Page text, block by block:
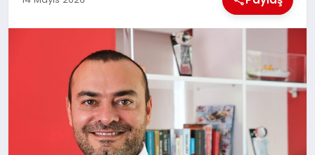
BESLENME